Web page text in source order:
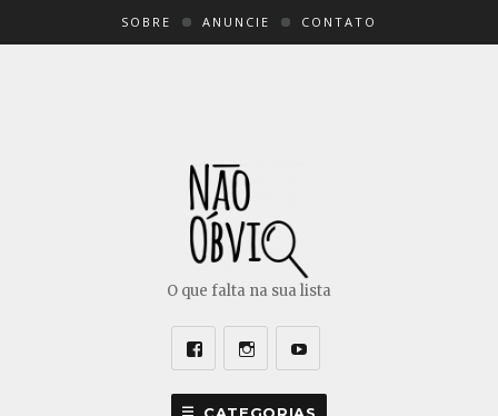
SOBRE ANUNCIE CONTATO
O que falta na sua lista
CATEGORIAS